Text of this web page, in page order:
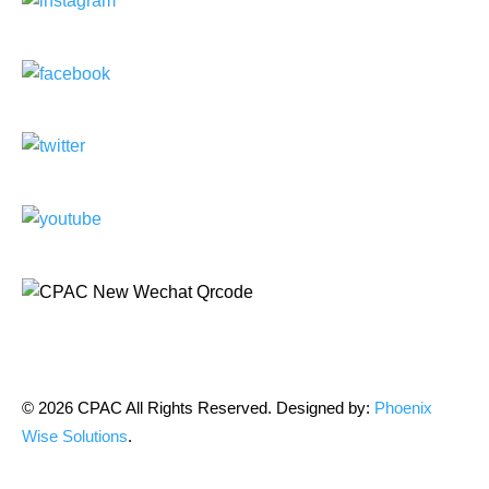
© 2026 CPAC All Rights Reserved. Designed by: Phoenix
Wise Solutions.